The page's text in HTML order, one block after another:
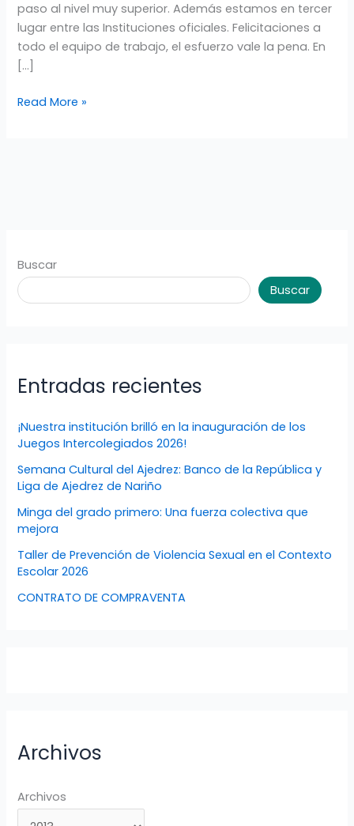
paso al nivel muy superior. Además estamos en tercer
lugar entre las Instituciones oficiales. Felicitaciones a
todo el equipo de trabajo, el esfuerzo vale la pena. En
[…]
Read More »
Buscar
Buscar
Entradas recientes
¡Nuestra institución brilló en la inauguración de los
Juegos Intercolegiados 2026!
Semana Cultural del Ajedrez: Banco de la República y
Liga de Ajedrez de Nariño
Minga del grado primero: Una fuerza colectiva que
mejora
Taller de Prevención de Violencia Sexual en el Contexto
Escolar 2026
CONTRATO DE COMPRAVENTA
Archivos
Archivos